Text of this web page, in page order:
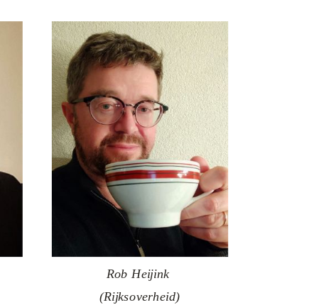
Rob Heijink
(Rijksoverheid)